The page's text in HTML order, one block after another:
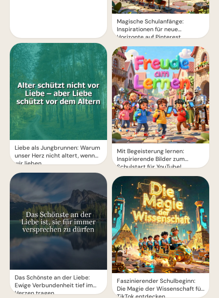
Liebe als Jungbrunnen: Warum
unser Herz nicht altert, wenn
wir lieben
Das Schönste an der Liebe:
Ewige Verbundenheit tief im
Herzen tragen
Magische Schulanfänge:
Inspirationen für neue
Horizonte auf Pinterest
Mit Begeisterung lernen:
Inspirierende Bilder zum
Schulstart für YouTube!
Faszinierender Schulbeginn:
Die Magie der Wissenschaft für